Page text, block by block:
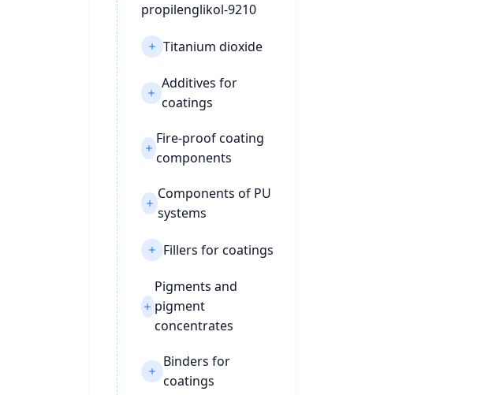
propilenglikol-9210
Titanium dioxide
Additives for
coatings
Fire-proof coating
components
Components of PU
systems
Fillers for coatings
Pigments and
pigment
concentrates
Binders for
coatings